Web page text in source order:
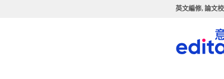
英文編修, 論文